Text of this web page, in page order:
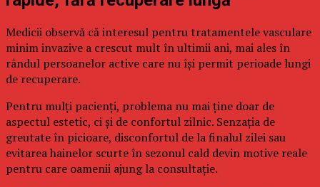
Medicii observă că interesul pentru tratamentele vasculare
minim invazive a crescut mult în ultimii ani, mai ales în
rândul persoanelor active care nu își permit perioade lungi
de recuperare.
Pentru mulți pacienți, problema nu mai ține doar de
aspectul estetic, ci și de confortul zilnic. Senzația de
greutate în picioare, disconfortul de la finalul zilei sau
evitarea hainelor scurte în sezonul cald devin motive reale
pentru care oamenii ajung la consultație.